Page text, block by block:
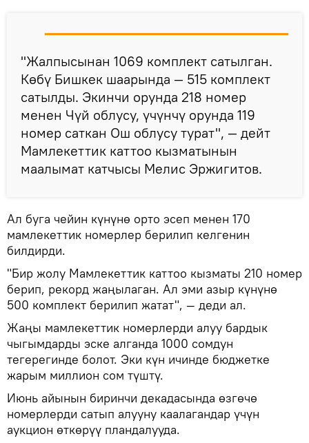
"Жалпысынан 1069 комплект сатылган.
Көбү Бишкек шаарында — 515 комплект
сатылды. Экинчи орунда 218 номер
менен Чүй облусу, үчүнчү орунда 119
номер саткан Ош облусу турат", — дейт
Мамлекеттик каттоо кызматынын
маалымат катчысы Мелис Эржигитов.
Ал буга чейин күнүнө орто эсеп менен 170
мамлекеттик номерлер берилип келгенин
билдирди.
"Бир жолу Мамлекеттик каттоо кызматы 210 номер
берип, рекорд жаңылаган. Ал эми азыр күнүнө
500 комплект берилип жатат", — деди ал.
Жаңы мамлекеттик номерлерди алуу бардык
чыгымдарды эске алганда 1000 сомдун
тегерегинде болот. Эки күн ичинде бюджетке
жарым миллион сом түштү.
Июнь айынын биринчи декадасында өзгөчө
номерлерди сатып алууну каалагандар үчүн
аукцион өткөрүү пландалууда.